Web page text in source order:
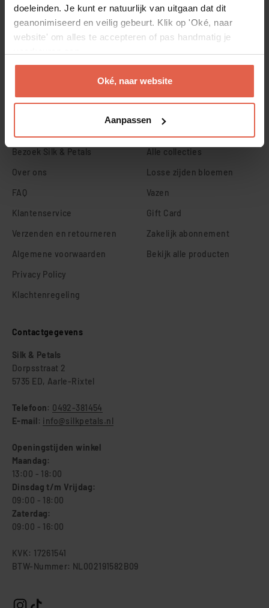
doeleinden. Je kunt er natuurlijk van uitgaan dat dit
geanonimiseerd en veilig gebeurt. Klik op 'Oké, naar
website' om alles te accepteren of pas handmatig je
Oké, naar website
Aanpassen
Meld je aan voor onze nieuwsbrief en ontvang als eerste
updates over nieuwe collecties, stylingadvies, bloemschik
Bezoek Silk & Petals
Over ons
FAQ
Klantenservice
Verzenden en retourneren
Algemene voorwaarden
Privacy Policy
Klachtenregeling
Alle collecties
Losse zijden bloemen
Vazen
Gift Card
Zakelijk abonnement
Bekijk alle producten
Contactgegevens
Silk & Petals
Dorpsstraat 2
5735 ED, Aarle-Rixtel
Telefoon: 0492-381454
E-mail: info@silkpetals.nl
Openingstijden winkel
Maandag:
13:00 - 18:00
Dinsdag t/m Vrijdag:
09:00 - 18:00
Zaterdag:
09:00 - 16:00
KVK: 17261541
BTW-Nummer: NL002191582B09